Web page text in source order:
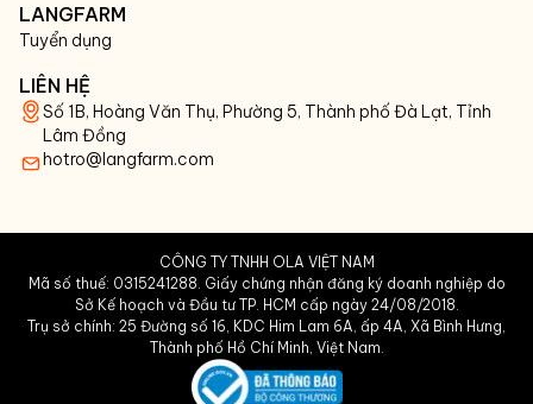
LANGFARM
Tuyển dụng
LIÊN HỆ
Số 1B, Hoàng Văn Thụ, Phường 5, Thành phố Đà Lạt, Tỉnh
Lâm Đồng
hotro@langfarm.com
CÔNG TY TNHH OLA VIỆT NAM
Mã số thuế: 0315241288. Giấy chứng nhận đăng ký doanh nghiệp do
Sở Kế hoạch và Đầu tư TP. HCM cấp ngày 24/08/2018.
Trụ sở chính: 25 Đường số 16, KDC Him Lam 6A, ấp 4A, Xã Bình Hưng,
Thành phố Hồ Chí Minh, Việt Nam.